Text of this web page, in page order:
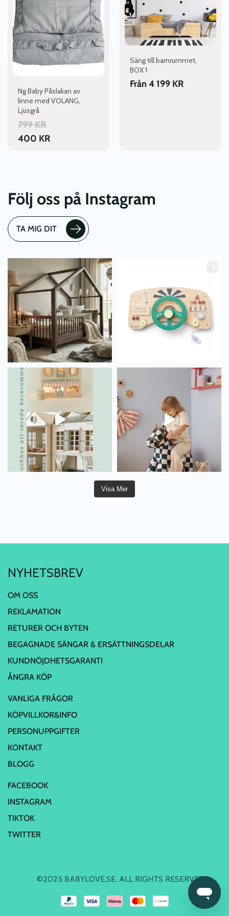
Ng Baby Påslakan av
linne med VOLANG,
Ljusgrå
799KR
400 KR
har
flera
varianter.
De
olika
alternativen
produktsidan
Säng till barnrummet,
BOX 1
Från 4 199 KR
har
flera
varianter.
De
olika
alternativen
kan
väljas
Följ oss på Instagram
TA MIG DIT
Visa Mer
NYHETSBREV
OM OSS
REKLAMATION
RETURER OCH BYTEN
BEGAGNADE SÄNGAR & ERSÄTTNINGSDELAR
KUNDNÖJDHETSGARANTI
ÅNGRA KÖP
VANLIGA FRÅGOR
KÖPVILLKOR&INFO
PERSONUPPGIFTER
KONTAKT
BLOGG
FACEBOOK
INSTAGRAM
TIKTOK
TWITTER
©2025 BABYLOVE.SE. ALL RIGHTS RESERVED